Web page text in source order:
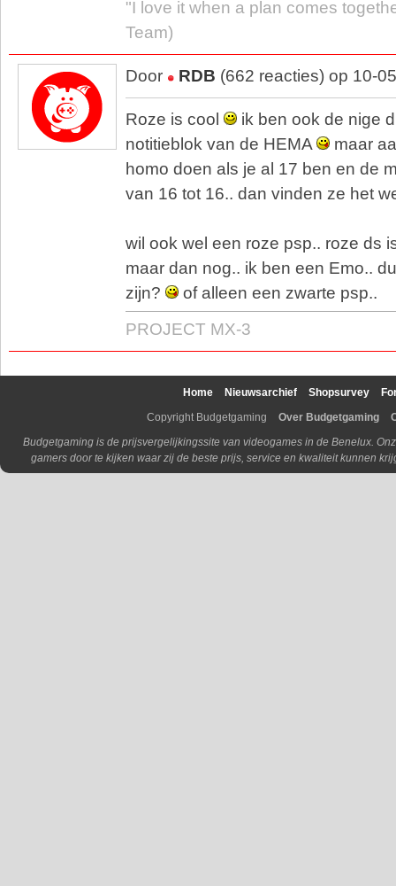
"I love it when a plan comes
Team)
Door RDB (662 reacties) op 10-
Roze is cool
ik ben ook de nige
notitieblok van de HEMA
maar
homo doen als je al 17 ben en de
van 16 tot 16.. dan vinden ze het
wil ook wel een roze psp.. roze ds
maar dan nog.. ik ben een Emo..
zijn?
of alleen een zwarte psp..
PROJECT MX-3
Home Nieuwsarchief Shopsurvey
Copyright Budgetgaming
Over Budgetgaming
Budgetgaming is de prijsvergelijkingssite van videogames in de Benelux.
gamers door te kijken waar zij de beste prijs, service en kwaliteit kunnen